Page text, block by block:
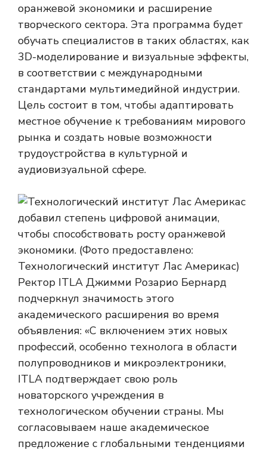
оранжевой экономики и расширение
творческого сектора. Эта программа будет
обучать специалистов в таких областях, как
3D-моделирование и визуальные эффекты,
в соответствии с международными
стандартами мультимедийной индустрии.
Цель состоит в том, чтобы адаптировать
местное обучение к требованиям мирового
рынка и создать новые возможности
трудоустройства в культурной и
аудиовизуальной сфере.
Ректор ITLA Джимми Розарио Бернард
подчеркнул значимость этого
академического расширения во время
объявления: «С включением этих новых
профессий, особенно технолога в области
полупроводников и микроэлектроники,
ITLA подтверждает свою роль
новаторского учреждения в
технологическом обучении страны. Мы
согласовываем наше академическое
предложение с глобальными тенденциями